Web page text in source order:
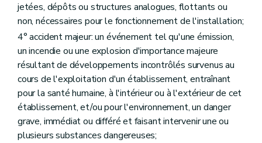
jetées, dépôts ou structures analogues, flottants ou
non, nécessaires pour le fonctionnement de l'installation;
4° accident majeur: un événement tel qu'une émission,
un incendie ou une explosion d'importance majeure
résultant de développements incontrôlés survenus au
cours de l'exploitation d'un établissement, entraînant
pour la santé humaine, à l'intérieur ou à l'extérieur de cet
établissement, et/ou pour l'environnement, un danger
grave, immédiat ou différé et faisant intervenir une ou
plusieurs substances dangereuses;